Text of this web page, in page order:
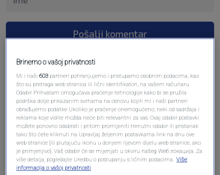
Pošalji komentar
Oglas
Brinemo o vašoj privatnosti
Mi i naši603 partneri pohranjujemo i pristupamo osobnim podacima, kao
što su pretraga web stranica ili lični identifikatori, na vašem računaru .
Odabir Prihvatam omogućava praćenje tehnologije kako bi se pružila
podrška dolje prikazanim svrhama na osnovu kojih mi i naši partneri
obrađujemo podatke Ukoliko je praćenje onemogućeno, neki od sadržaja i
reklama koje vidite možda neće biti relevantni za vas. Ovaj odabir postavki
možete ponovno odabrati i pritom promijeniti trenutni odabir ili pristanak
tako što ćete kliknuti na Upravljaj željenim postavkama link na dnu ove
web stranice [ili plutajuću ikonu u donjem lijevom dijelu web stranice, ako
je primjenjivo]. Vaš odabir će se mijenjati u okviru našeg Wеб локација. Za
više detalja, pogledajte Uredbu o postupanju s ličnim podacima. Više
informacija o vašoj privatnosti